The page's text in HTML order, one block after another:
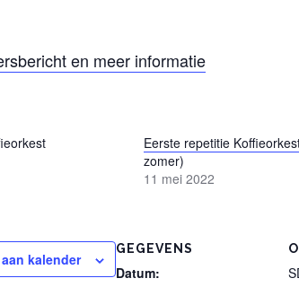
en meer informatie
Eerste repetitie
zomer)
11 mei 2022
kalender
GEGEVENS
Datum: